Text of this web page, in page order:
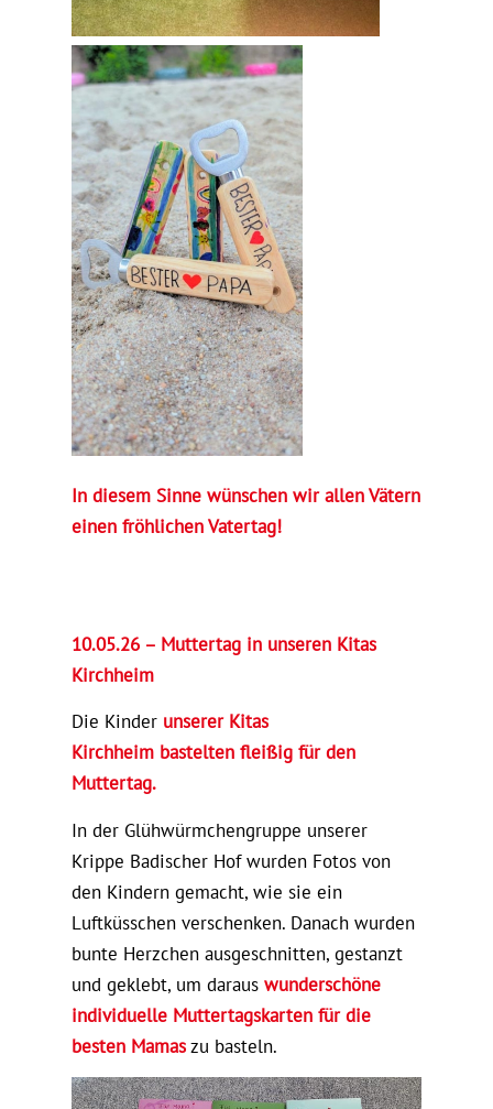
In diesem Sinne wünschen wir allen Vätern
einen fröhlichen Vatertag!
10.05.26 – Muttertag in unseren Kitas
Kirchheim
Die Kinder unserer Kitas
Kirchheim bastelten fleißig für den
Muttertag.
In der Glühwürmchengruppe unserer
Krippe Badischer Hof wurden Fotos von
den Kindern gemacht, wie sie ein
Luftküsschen verschenken. Danach wurden
bunte Herzchen ausgeschnitten, gestanzt
und geklebt, um daraus wunderschöne
individuelle Muttertagskarten für die
besten Mamaszu basteln.